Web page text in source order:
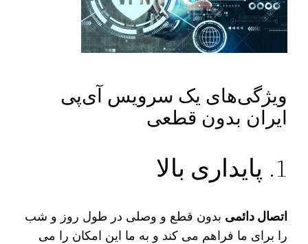
ویژگی‌های یک سرویس آی‌پی
ایران بدون قطعی
1. پایداری بالا
اتصال دائمی بدون قطع و وصلی در طول روز و شب
را برای ما فراهم می‌ کند و به ما این امکان را می‌